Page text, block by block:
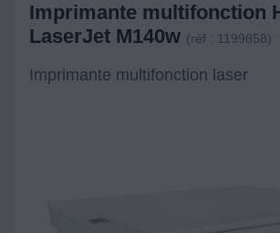
Imprimante multifonction
LaserJet M140w (réf : 1199858)
Imprimante multifonction laser